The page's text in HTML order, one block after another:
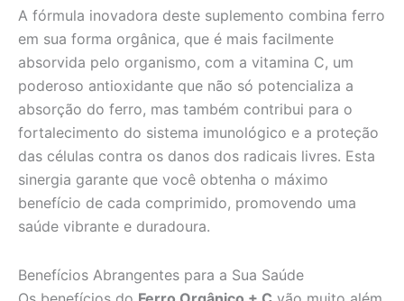
A fórmula inovadora deste suplemento combina ferro
em sua forma orgânica, que é mais facilmente
absorvida pelo organismo, com a vitamina C, um
poderoso antioxidante que não só potencializa a
absorção do ferro, mas também contribui para o
fortalecimento do sistema imunológico e a proteção
das células contra os danos dos radicais livres. Esta
sinergia garante que você obtenha o máximo
benefício de cada comprimido, promovendo uma
saúde vibrante e duradoura.
Benefícios Abrangentes para a Sua Saúde